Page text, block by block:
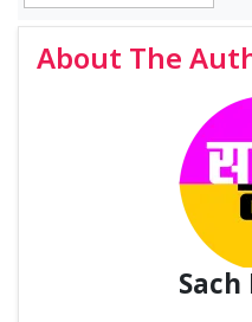
About The
Sach